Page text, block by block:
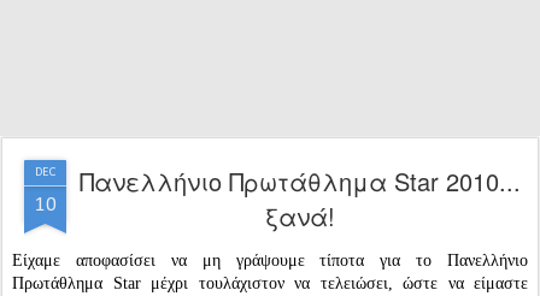
DEC
10
Πανελλήνιο Πρωτάθλημα Star 2010...
ξανά!
Είχαμε αποφασίσει να μη γράψουμε τίποτα για το Πανελλήνιο
Πρωτάθλημα Star μέχρι τουλάχιστον να τελειώσει, ώστε να είμαστε